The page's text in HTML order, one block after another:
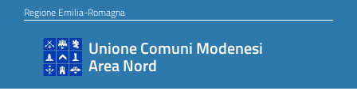
Vai al contenuto
Vai alla navigazione
Vai al footer
Regione Emilia-Romagna
Unione Comuni Modenesi
Area Nord
Unione
Comuni